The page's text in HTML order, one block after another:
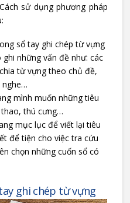
sử dụng phương pháp
sổ tay ghi chép từ vựng
những vấn đề như: các
từ vựng theo chủ đề,
nghe…
mình muốn những tiêu
thú cưng…
mục lục để viết lại tiêu
để tiện cho việc tra cứu
chọn những cuốn sổ có
ghi chép từ vựng